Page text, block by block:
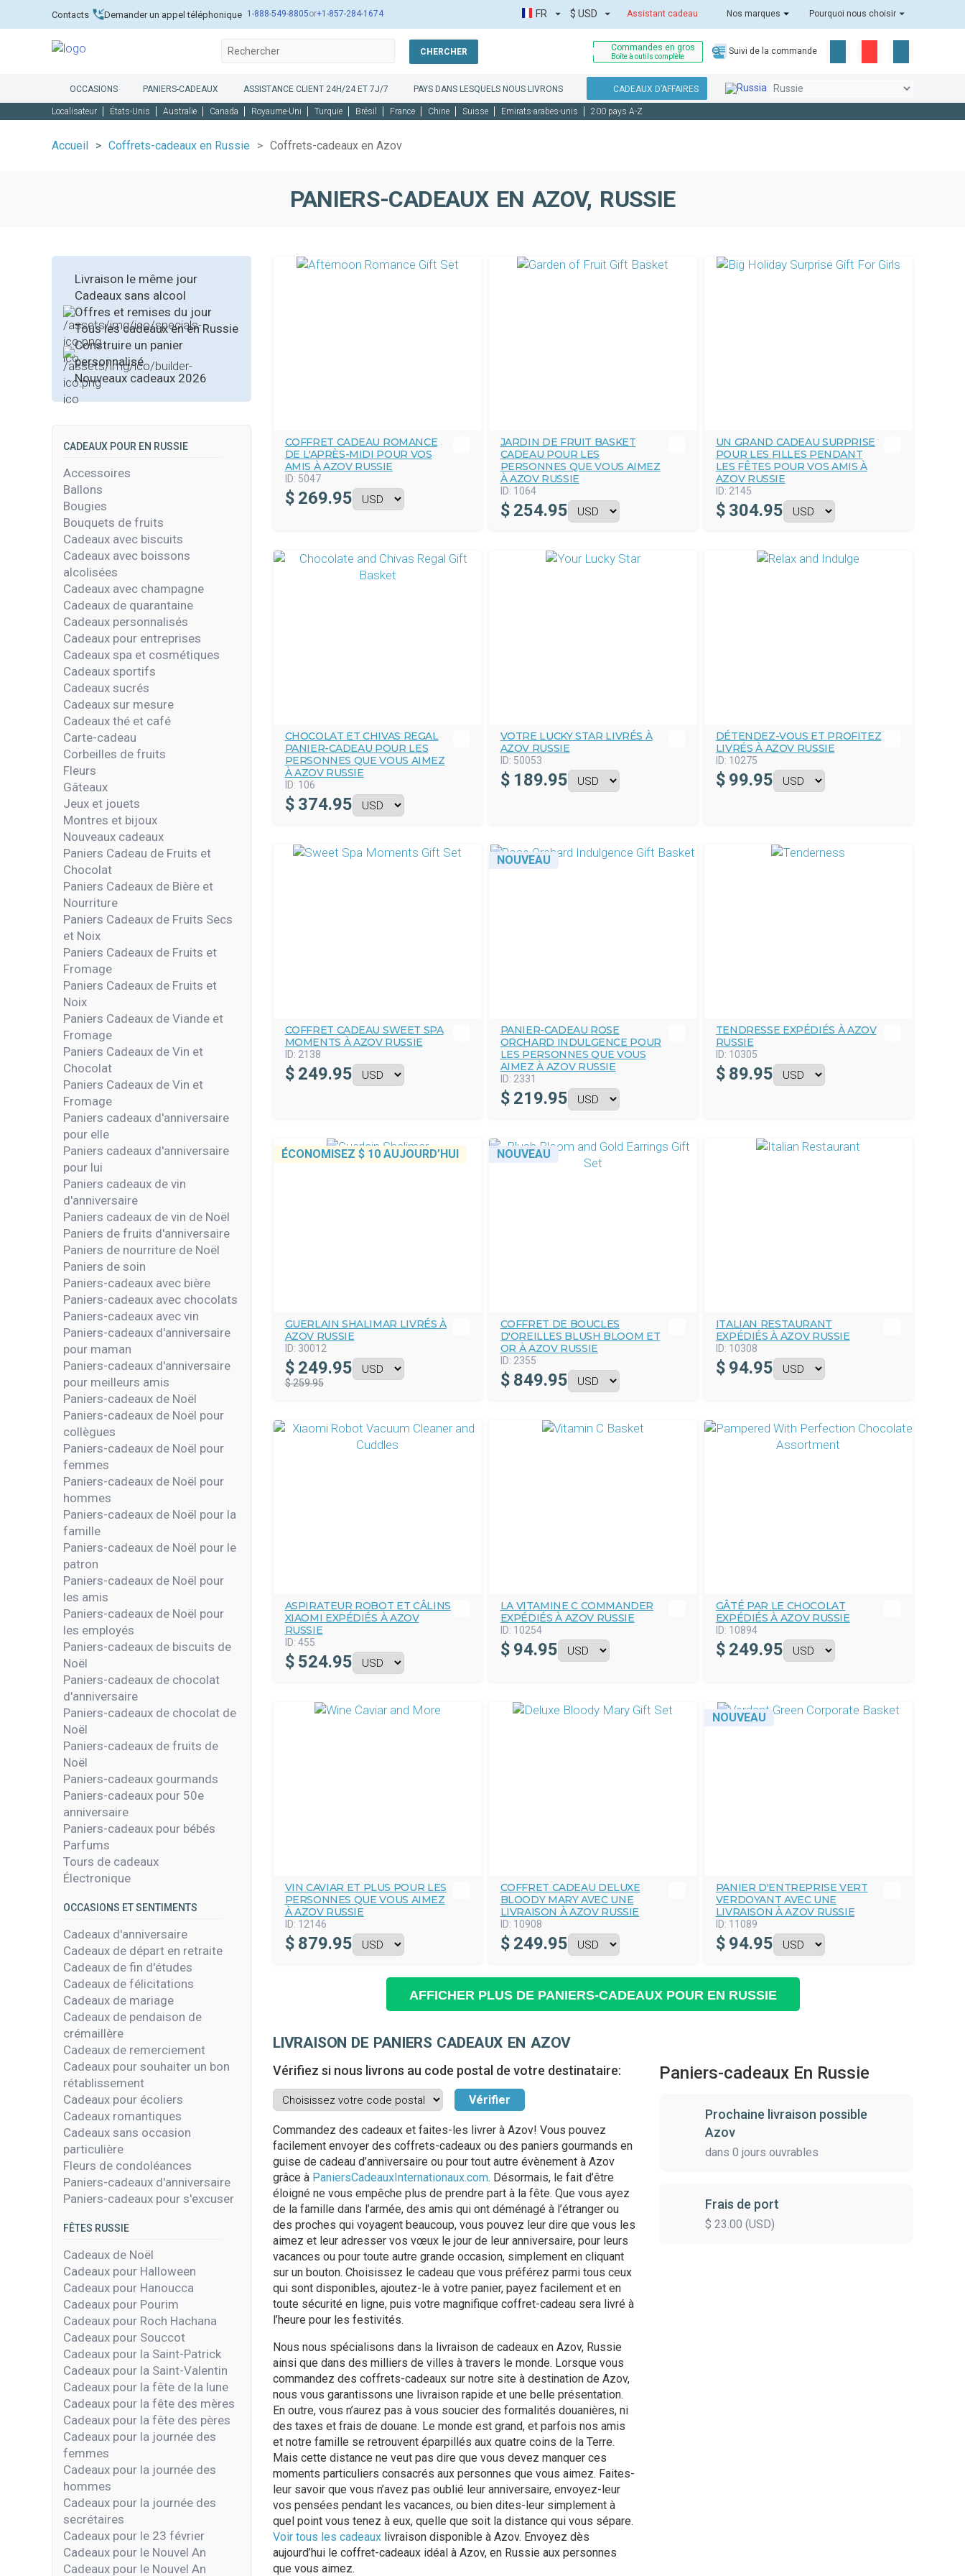
Contacts Demander un appel téléphonique 1-888-549-8805or+1-857-284-1674 Assistant cadeau Nos marques Pourquoi nous choisir
FR $ USD
CHERCHER Commandes en gros
Boîte à outils complète
Suivi de la commande
OCCASIONS PANIERS-CADEAUX ASSISTANCE CLIENT 24H/24 ET 7J/7 PAYS DANS LESQUELS NOUS LIVRONS CADEAUX D’AFFAIRES
Localisateur États-Unis Australie Canada Royaume-Uni Turquie Brésil France Chine Suisse Emirats-arabes-unis 200 pays A-Z
Accueil Coffrets-cadeaux en Russie Coffrets-cadeaux en Azov
PANIERS-CADEAUX EN AZOV, RUSSIE
Livraison le même jour
Cadeaux sans alcool
Offres et remises du jour
Tous les cadeaux en en Russie
Construire un panier
personnalisé
Nouveaux cadeaux 2026
CADEAUX POUR EN RUSSIE
Accessoires
Ballons
Bougies
Bouquets de fruits
Cadeaux avec biscuits
Cadeaux avec boissons
alcolisées
Cadeaux avec champagne
Cadeaux de quarantaine
Cadeaux personnalisés
Cadeaux pour entreprises
Cadeaux spa et cosmétiques
Cadeaux sportifs
Cadeaux sucrés
Cadeaux sur mesure
Cadeaux thé et café
Carte-cadeau
Corbeilles de fruits
Fleurs
Gâteaux
Jeux et jouets
Montres et bijoux
Nouveaux cadeaux
Paniers Cadeau de Fruits et
Chocolat
Paniers Cadeaux de Bière et
Nourriture
Paniers Cadeaux de Fruits Secs
et Noix
Paniers Cadeaux de Fruits et
Fromage
Paniers Cadeaux de Fruits et
Noix
Paniers Cadeaux de Viande et
Fromage
Paniers Cadeaux de Vin et
Chocolat
Paniers Cadeaux de Vin et
Fromage
Paniers cadeaux d'anniversaire
pour elle
Paniers cadeaux d'anniversaire
pour lui
Paniers cadeaux de vin
d'anniversaire
Paniers cadeaux de vin de Noël
Paniers de fruits d'anniversaire
Paniers de nourriture de Noël
Paniers de soin
Paniers-cadeaux avec bière
Paniers-cadeaux avec chocolats
Paniers-cadeaux avec vin
Paniers-cadeaux d'anniversaire
pour maman
Paniers-cadeaux d'anniversaire
pour meilleurs amis
Paniers-cadeaux de Noël
Paniers-cadeaux de Noël pour
collègues
Paniers-cadeaux de Noël pour
femmes
Paniers-cadeaux de Noël pour
hommes
Paniers-cadeaux de Noël pour la
famille
Paniers-cadeaux de Noël pour le
patron
Paniers-cadeaux de Noël pour
les amis
Paniers-cadeaux de Noël pour
les employés
Paniers-cadeaux de biscuits de
Noël
Paniers-cadeaux de chocolat
d'anniversaire
Paniers-cadeaux de chocolat de
Noël
Paniers-cadeaux de fruits de
Noël
Paniers-cadeaux gourmands
Paniers-cadeaux pour 50e
anniversaire
Paniers-cadeaux pour bébés
Parfums
Tours de cadeaux
Électronique
OCCASIONS ET SENTIMENTS
Cadeaux d'anniversaire
Cadeaux de départ en retraite
Cadeaux de fin d'études
Cadeaux de félicitations
Cadeaux de mariage
Cadeaux de pendaison de
crémaillère
Cadeaux de remerciement
Cadeaux pour souhaiter un bon
rétablissement
Cadeaux pour écoliers
Cadeaux romantiques
Cadeaux sans occasion
particulière
Fleurs de condoléances
Paniers-cadeaux d'anniversaire
Paniers-cadeaux pour s'excuser
FÊTES RUSSIE
Cadeaux de Noël
Cadeaux pour Halloween
Cadeaux pour Hanoucca
Cadeaux pour Pourim
Cadeaux pour Roch Hachana
Cadeaux pour Souccot
Cadeaux pour la Saint-Patrick
Cadeaux pour la Saint-Valentin
Cadeaux pour la fête de la lune
Cadeaux pour la fête des mères
Cadeaux pour la fête des pères
Cadeaux pour la journée des
femmes
Cadeaux pour la journée des
hommes
Cadeaux pour la journée des
secrétaires
Cadeaux pour le 23 février
Cadeaux pour le Nouvel An
Cadeaux pour le Nouvel An
COFFRET CADEAU ROMANCE
DE L'APRÈS-MIDI POUR VOS
AMIS À AZOV RUSSIE
ID: 5047
$ 269.95
JARDIN DE FRUIT BASKET
CADEAU POUR LES
PERSONNES QUE VOUS AIMEZ
À AZOV RUSSIE
ID: 1064
$ 254.95
UN GRAND CADEAU SURPRISE
POUR LES FILLES PENDANT
LES FÊTES POUR VOS AMIS À
AZOV RUSSIE
ID: 2145
$ 304.95
CHOCOLAT ET CHIVAS REGAL
PANIER-CADEAU POUR LES
PERSONNES QUE VOUS AIMEZ
À AZOV RUSSIE
ID: 106
$ 374.95
VOTRE LUCKY STAR LIVRÉS À
AZOV RUSSIE
ID: 50053
$ 189.95
DÉTENDEZ-VOUS ET PROFITEZ
LIVRÉS À AZOV RUSSIE
ID: 10275
$ 99.95
COFFRET CADEAU SWEET SPA
MOMENTS À AZOV RUSSIE
ID: 2138
$ 249.95
NOUVEAU
PANIER-CADEAU ROSE
ORCHARD INDULGENCE POUR
LES PERSONNES QUE VOUS
AIMEZ À AZOV RUSSIE
ID: 2331
$ 219.95
TENDRESSE EXPÉDIÉS À AZOV
RUSSIE
ID: 10305
$ 89.95
ÉCONOMISEZ $ 10AUJOURD’HUI
GUERLAIN SHALIMAR LIVRÉS À
AZOV RUSSIE
ID: 30012
$ 249.95
$ 259.95
NOUVEAU
COFFRET DE BOUCLES
D'OREILLES BLUSH BLOOM ET
OR À AZOV RUSSIE
ID: 2355
$ 849.95
ITALIAN RESTAURANT
EXPÉDIÉS À AZOV RUSSIE
ID: 10308
$ 94.95
ASPIRATEUR ROBOT ET CÂLINS
XIAOMI EXPÉDIÉS À AZOV
RUSSIE
ID: 455
$ 524.95
LA VITAMINE C COMMANDER
EXPÉDIÉS À AZOV RUSSIE
ID: 10254
$ 94.95
GÂTÉ PAR LE CHOCOLAT
EXPÉDIÉS À AZOV RUSSIE
ID: 10894
$ 249.95
VIN CAVIAR ET PLUS POUR LES
PERSONNES QUE VOUS AIMEZ
À AZOV RUSSIE
ID: 12146
$ 879.95
COFFRET CADEAU DELUXE
BLOODY MARY AVEC UNE
LIVRAISON À AZOV RUSSIE
ID: 10908
$ 249.95
NOUVEAU
PANIER D'ENTREPRISE VERT
VERDOYANT AVEC UNE
LIVRAISON À AZOV RUSSIE
ID: 11089
$ 94.95
AFFICHER PLUS DE PANIERS-CADEAUX POUR EN RUSSIE
LIVRAISON DE PANIERS CADEAUX EN AZOV
Vérifiez si nous livrons au code postal de votre destinataire:
Commandez des cadeaux et faites-les livrer à Azov! Vous pouvez
facilement envoyer des coffrets-cadeaux ou des paniers gourmands en
guise de cadeau d’anniversaire ou pour tout autre évènement à Azov
grâce à PaniersCadeauxInternationaux.com. Désormais, le fait d’être
éloigné ne vous empêche plus de prendre part à la fête. Que vous ayez
de la famille dans l’armée, des amis qui ont déménagé à l’étranger ou
des proches qui voyagent beaucoup, vous pouvez leur dire que vous les
aimez et leur adresser vos vœux le jour de leur anniversaire, pour leurs
vacances ou pour toute autre grande occasion, simplement en cliquant
sur un bouton. Choisissez le cadeau que vous préférez parmi tous ceux
qui sont disponibles, ajoutez-le à votre panier, payez facilement et en
toute sécurité en ligne, puis votre magnifique coffret-cadeau sera livré à
l’heure pour les festivités.
Nous nous spécialisons dans la livraison de cadeaux en Azov, Russie
ainsi que dans des milliers de villes à travers le monde. Lorsque vous
commandez des coffrets-cadeaux sur notre site à destination de Azov,
nous vous garantissons une livraison rapide et une belle présentation.
En outre, vous n’aurez pas à vous soucier des formalités douanières, ni
des taxes et frais de douane. Le monde est grand, et parfois nos amis
et notre famille se retrouvent éparpillés aux quatre coins de la Terre.
Mais cette distance ne veut pas dire que vous devez manquer ces
moments particuliers consacrés aux personnes que vous aimez. Faites-
leur savoir que vous n’avez pas oublié leur anniversaire, envoyez-leur
vos pensées pendant les vacances, ou bien dites-leur simplement à
quel point vous tenez à eux, quelle que soit la distance qui vous sépare.
Voir tous les cadeauxlivraison disponible à Azov. Envoyez dès
aujourd’hui le coffret-cadeaux idéal à Azov, en Russie aux personnes
que vous aimez.
Paniers-cadeaux En Russie
Prochaine livraison possible
Azov
dans 0 jours ouvrables
Frais de port
$ 23.00 (USD)